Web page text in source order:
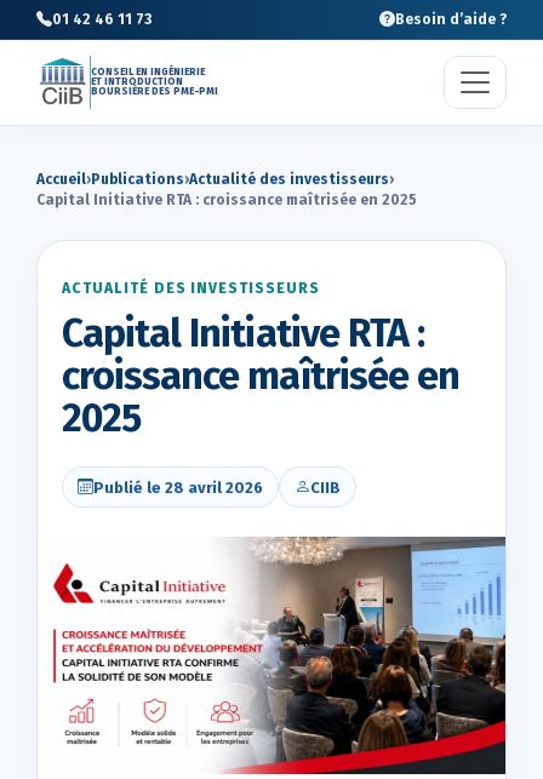
01 42 46 11 73 Besoin d’aide ?
CONSEIL EN INGÉNIERIE
ET INTRODUCTION
BOURSIÈRE DES PME-PMI
Accueil› Publications›Actualité des investisseurs›
Capital Initiative RTA : croissance maîtrisée en 2025
ACTUALITÉ DES INVESTISSEURS
Capital Initiative RTA :
croissance maîtrisée en
2025
Publié le 28 avril 2026 CIIB